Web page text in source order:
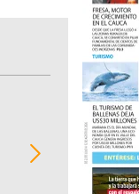
02